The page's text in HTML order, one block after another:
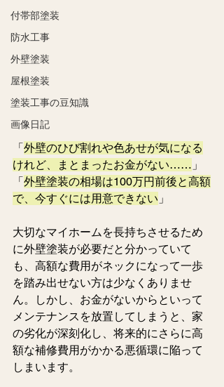
付帯部塗装
防水工事
外壁塗装
屋根塗装
塗装工事の豆知識
画像日記
「 外壁のひび割れや色あせが気になる
けれど、まとまったお金がない…… 」
「 外壁塗装の相場は100万円前後と高額
で、今すぐには用意できない 」
大切なマイホームを長持ちさせるため
に外壁塗装が必要だと分かっていて
も、高額な費用がネックになって一歩
を踏み出せない方は少なくありませ
ん。しかし、お金がないからといって
メンテナンスを放置してしまうと、家
の劣化が深刻化し、将来的にさらに高
額な補修費用がかかる悪循環に陥って
しまいます。